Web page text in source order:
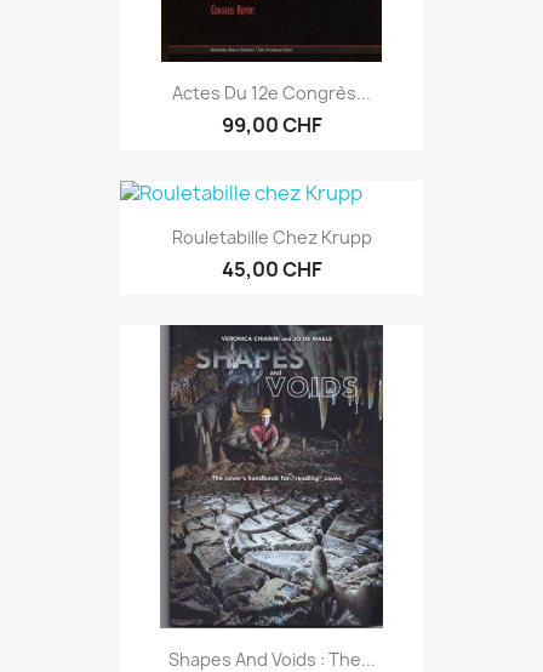
Actes Du 12e Congrès...
99,00 CHF
Rouletabille Chez Krupp
45,00 CHF
Shapes And Voids : The...